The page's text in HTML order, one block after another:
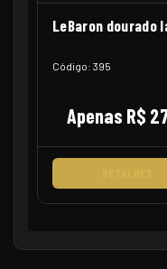
LeBaron dourado
Código: 395
Apenas R$